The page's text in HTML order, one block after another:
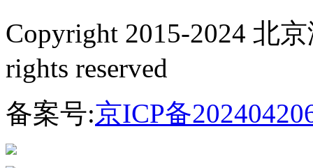
Copyright 2015-2024 北
rights reserved
备案号:京ICP备